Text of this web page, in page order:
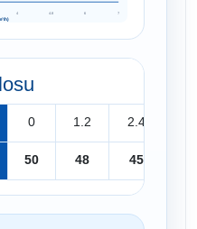
4 4.8 6 7
h)
0 1.2 2.4
50 48 45